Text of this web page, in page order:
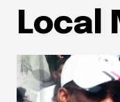
Local